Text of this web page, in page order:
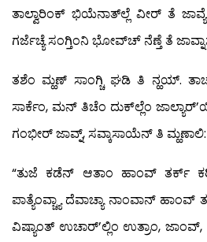
ತಾಲ್ವಾರಿಂಕ್ ಭಿಯೆನಾತ್‍ಲ್ಲೆ ವೀರ್ ತೆ
ಗರ್ಜೆಚ್ಯೆ ಸಂಗ್ತಿಂನಿ ಭೋವ್‍ಚ್ ನೆಣ್ತೆ ತೆ
ತಶೆಂ ಮ್ಹಣ್ ಸಾಂಗ್ಚಿ ಘಡಿ ತಿ ನ್ಹಯ್.
ಸಾರ್ಕೆಂ, ಮನ್ ತಿಚೆಂ ದುಕ್‍ಲ್ಲೆಂ
ಗಂಭೀರ್ ಜಾವ್ನ್, ಸವ್ಕಾಸಾಯೆನ್ ತಿ ಮ್ಹಣಾಲಿ:
“ತುಜೆ ಕಡೆನ್ ಆತಾಂ ಹಾಂವ್ ತರ್ಕ್
ಪಾತ್ಯೆಂವ್ಚ್ಯಾ ದೆವಾಚ್ಯಾ ನಾಂವಾನ್ ಹಾಂವ್
ವಿಷ್ಯಾಂತ್ ಉಚಾರ್’ಲ್ಲಿಂ ಉತ್ರಾಂ,